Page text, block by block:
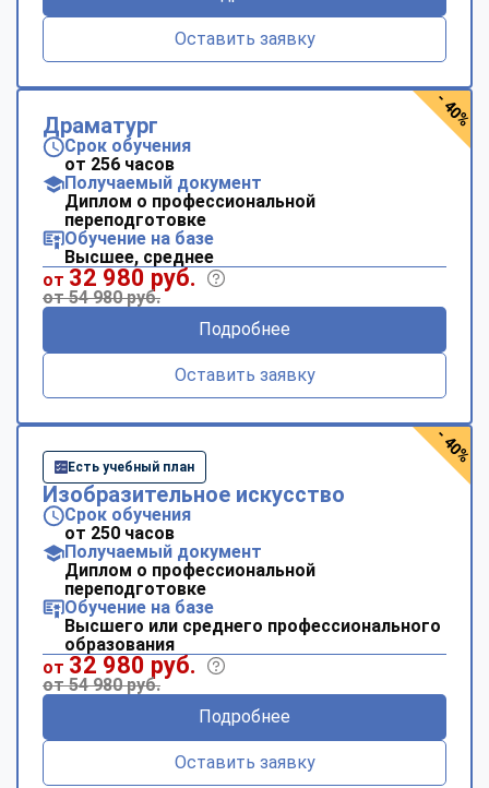
Оставить заявку
Драматург
Срок обучения
от 256 часов
Получаемый документ
Диплом о профессиональной
переподготовке
Обучение на базе
Высшее, среднее
от 32 980 руб.
от 54 980 руб.
Подробнее
Оставить заявку
- 40%
Есть учебный план
Изобразительное искусство
Срок обучения
от 250 часов
Получаемый документ
Диплом о профессиональной
переподготовке
Обучение на базе
Высшего или среднего профессионального
образования
от 32 980 руб.
от 54 980 руб.
Подробнее
Оставить заявку
- 40%